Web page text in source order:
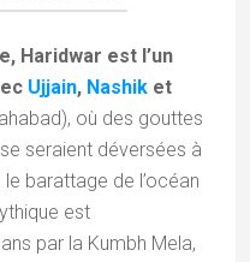
Haridwar est l’un
Ujjain, Nashik et
où des gouttes
se seraient déversées à
barattage de l’océan
est
par la Kumbh Mela,